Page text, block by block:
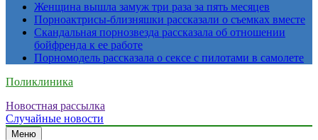
Женщина вышла замуж три раза за пять месяцев
Порноактрисы-близняшки рассказали о съемках вместе
Скандальная порнозвезда рассказала об отношении
бойфренда к ее работе
Порномодель рассказала о сексе с пилотами в самолете
Поликлиника
Новостная рассылка
Случайные новости
Меню